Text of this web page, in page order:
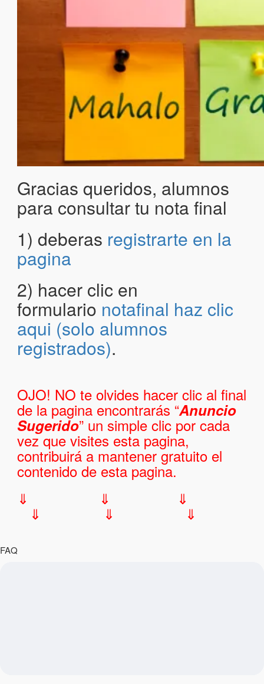
Gracias queridos, alumnos
para consultar tu nota final
1) deberas registrarte en la
pagina
2) hacer clic en
formulario notafinal haz clic
aqui (solo alumnos
registrados).
OJO! NO te olvides hacer clic al final
de la pagina encontrarás “Anuncio
Sugerido” un simple clic por cada
vez que visites esta pagina,
contribuirá a mantener gratuito el
contenido de esta pagina.
⇓ ⇓ ⇓
⇓ ⇓ ⇓
FAQ